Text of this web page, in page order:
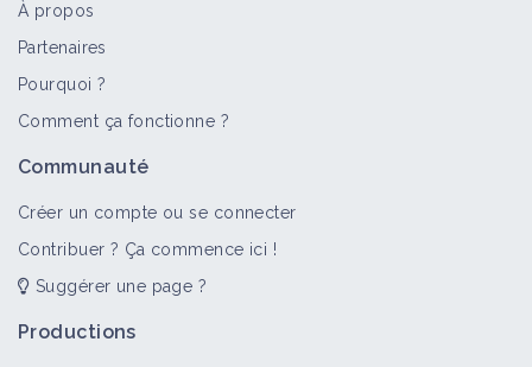
À propos
Partenaires
Pourquoi ?
Comment ça fonctionne ?
Communauté
Créer un compte ou se connecter
Contribuer ? Ça commence ici !
Suggérer une page ?
Productions